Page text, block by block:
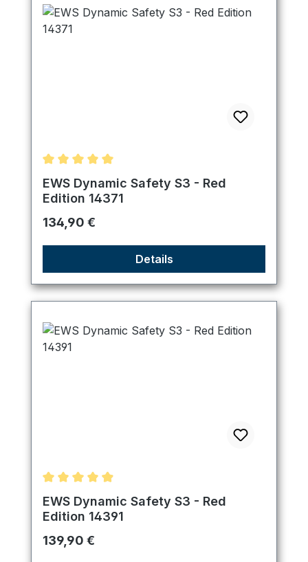
Durchschnittliche Bewertung von 5 von 5 Sternen
EWS Dynamic Safety S3 - Red
Edition 14371
Regulärer Preis:
134,90 €
Details
Durchschnittliche Bewertung von 4.89 von 5
EWS Dynamic Safety S3 - Red
Edition 14391
Regulärer Preis:
139,90 €